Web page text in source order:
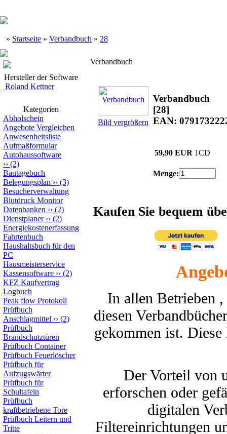
» Startseite » Verbandbuch » 28
Hersteller der Software
Roland Kettner
Kategorien
Abholschein
Angebote Vergleichen
Anwesenheitsliste
Aufmaßformular
Autohaussoftware
›› (2)
Bautagebuch
Belegungsplan ›› (3)
Besucherverwaltung
Blutdruck Monitor
Datenbanken ›› (2)
Dienstplaner›› (2)
Energiekostenerfassung
Fahrtenbuch
Haushaltsbuch für den
PC
Hausmeisterservice
Kassensoftware ›› (2)
KFZ Kaufvertrag
Logbuch
Peak flow Protokoll
Prüfbuch
Anschlagmittel ›› (2)
Prüfbuch
Brandschutztüren
Prüfbuch Container
Prüfbuch Feuerlöscher
Prüfbuch für
Aufzugswärter
Prüfbuch für
Schultafeln
Prüfbuch
kraftbetriebene Tore
Prüfbuch Leitern und
Tritte
Verbandbuch
Bild vergrößern
Verbandbuch
[28]
EAN:
59,90 EUR 1CD
Menge:
Kaufen Sie bequem
In allen Betrieben
diesen
gekommen ist.
Der Vorteil von
erforschen oder
digitalen
Filtereinrichtungen